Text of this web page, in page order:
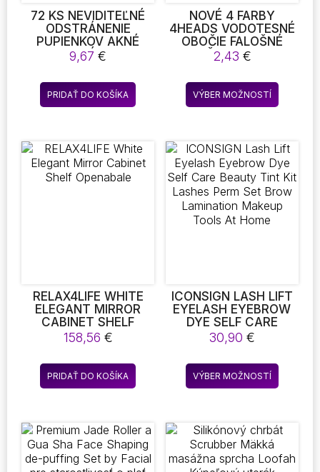
72 KS NEVIDITEĽNÉ
ODSTRÁNENIE
PUPIENKOV AKNÉ
PROBLÉMY S
POKOŽKOU PROTI
AKNÉ
HYDROKOLOIDNÉ
NÁPLASTI ŠKVRNY
NÁLEPKA
9,67€
PRIDAŤ DO KOŠÍKA
NOVÉ 4 FARBY
4HEADS VODOTESNÉ
OBOČIE FALOŠNÉ
OBOČIE CERUZKA
TINT KOZMETICKÉ
PRÍRODNÉ
DLHOTRVAJÚCE
OČNÉ LINKY
UP
2,43 €
VÝBER MOŽNOSTÍ
Tento
produkt
si
môžete
vybrať
RELAX4LIFE WHITE
ELEGANT MIRROR
CABINET SHELF
OPENABALE
158,56 €
PRIDAŤ DO KOŠÍKA
ICONSIGN LASH LIFT
EYELASH EYEBROW
DYE SELF CARE
BEAUTY TINT KIT
LASHES PERM SET
BROW LAMINATION
MAKEUP TOOLS AT
HOME
30,90 €
VÝBER MOŽNOSTÍ
Tento
produkt
si